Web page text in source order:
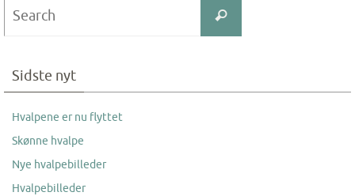
Search
Sidste nyt
Hvalpene er nu flyttet
Skønne hvalpe
Nye hvalpebilleder
Hvalpebilleder